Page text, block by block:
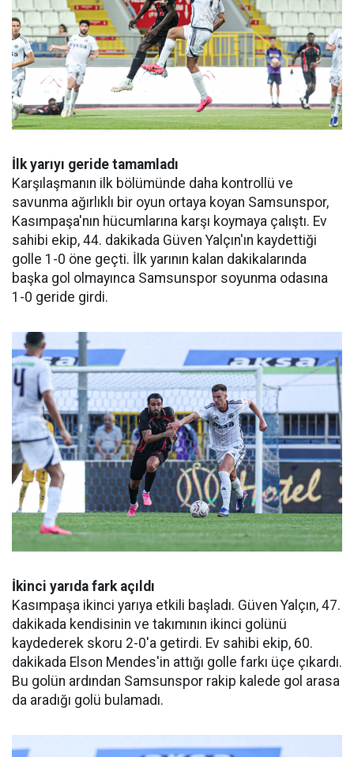
İlk yarıyı geride tamamladı
Karşılaşmanın ilk bölümünde daha kontrollü ve
savunma ağırlıklı bir oyun ortaya koyan Samsunspor,
Kasımpaşa'nın hücumlarına karşı koymaya çalıştı. Ev
sahibi ekip, 44. dakikada Güven Yalçın'ın kaydettiği
golle 1-0 öne geçti. İlk yarının kalan dakikalarında
başka gol olmayınca Samsunspor soyunma odasına
1-0 geride girdi.
İkinci yarıda fark açıldı
Kasımpaşa ikinci yarıya etkili başladı. Güven Yalçın, 47.
dakikada kendisinin ve takımının ikinci golünü
kaydederek skoru 2-0'a getirdi. Ev sahibi ekip, 60.
dakikada Elson Mendes'in attığı golle farkı üçe çıkardı.
Bu golün ardından Samsunspor rakip kalede gol arasa
da aradığı golü bulamadı.